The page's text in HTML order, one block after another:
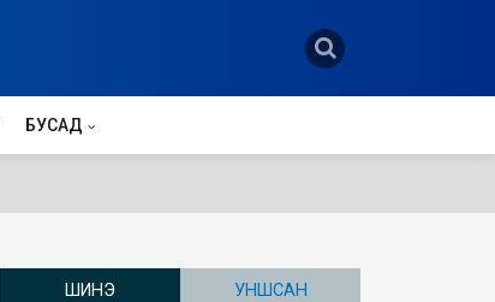
БУСАД
ШИНЭ УНШСАН